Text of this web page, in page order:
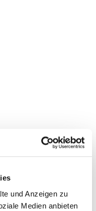
und Anzeigen zu
Medien anbieten